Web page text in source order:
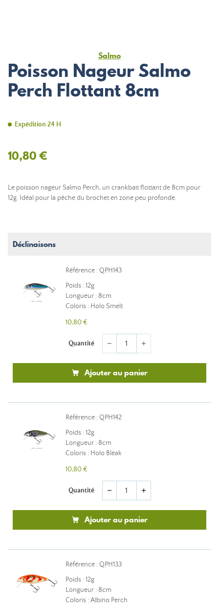
Salmo
Poisson Nageur Salmo
Perch Flottant 8cm
Expédition 24 H
10,80 €
Le poisson nageur Salmo Perch, un crankbait flottant de 8cm pour
12g. Idéal pour la pêche du brochet en zone peu profonde.
Déclinaisons
Référence : QPH143
Poids : 12g
Longueur : 8cm
Coloris : Holo Smelt
10,80 €
Quantité remove add
Ajouter au panier
Référence : QPH142
Poids : 12g
Longueur : 8cm
Coloris : Holo Bleak
10,80 €
Quantité remove add
Ajouter au panier
Référence : QPH133
Poids : 12g
Longueur : 8cm
Coloris : Albino Perch